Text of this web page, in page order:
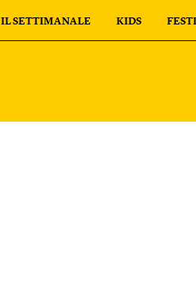
IL SETTIMANALE KIDS